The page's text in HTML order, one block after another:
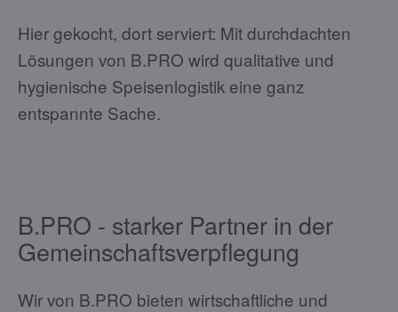
Hier gekocht, dort serviert: Mit durchdachten
Lösungen von B.PRO wird qualitative und
hygienische Speisenlogistik eine ganz
entspannte Sache.
B.PRO - starker Partner in der
Gemeinschaftsverpflegung
Wir von B.PRO bieten wirtschaftliche und